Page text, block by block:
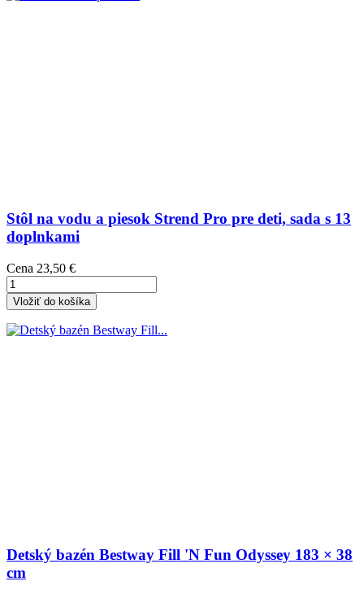
Stôl na vodu a piesok Strend Pro pre deti, sada s 13
doplnkami
Cena 23,50 €
Vložiť do košíka
Detský bazén Bestway Fill 'N Fun Odyssey 183 × 38
cm